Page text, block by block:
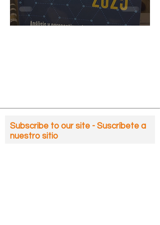
ecosystem!
Subscribe to our site - Suscríbete a
nuestro sitio